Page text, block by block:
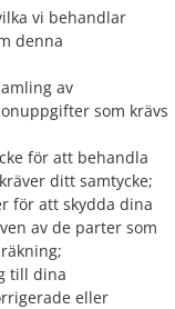
vi behandlar
denna
av
som krävs
för att behandla
ditt samtycke;
för att skydda dina
av de parter som
till dina
eller